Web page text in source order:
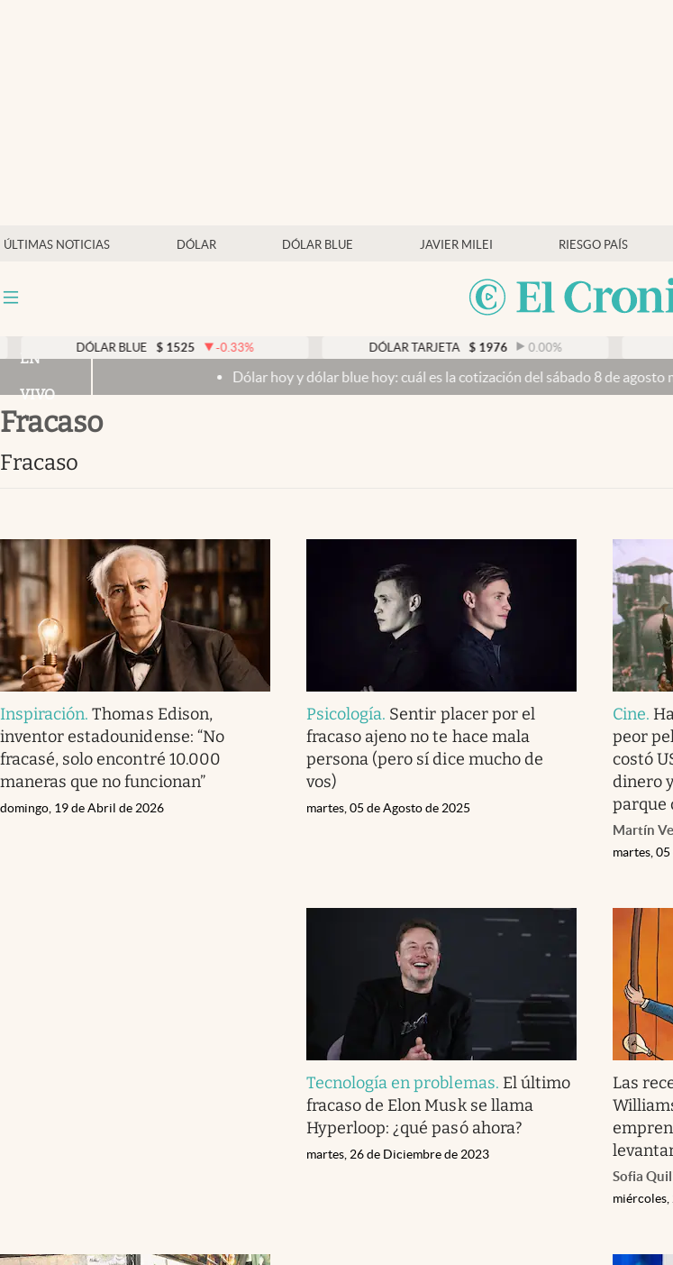
ÚLTIMAS NOTICIAS DÓLAR DÓLAR BLUE JAVIER MILEI RIESGO PAÍS
Mercados Online
Otras secciones
Infotechnology
Eventos Corporativos
El Cronista Studio
Mediakit
abre en nueva pestaña
$ 1525 -0.33% DÓLAR TARJETA $ 1976 0.00 %
EN
VIVO
Dólar hoy y dólar blue hoy: cuál es la cotización del sábado 8 de agosto minuto a minuto
fracaso
fracaso
Inspiración.Thomas Edison,
inventor estadounidense: “No
fracasé, solo encontré 10.000
maneras que no funcionan”
domingo, 19 de Abril de 2026
Psicología. Sentir placer por el
fracaso ajeno no te hace mala
persona (pero sí dice mucho de
vos)
martes, 05 de Agosto de 2025
Cine.
peor
costó
dinero
parque
Martín
martes,
Tecnología en problemas. El último
fracaso de Elon Musk se llama
Hyperloop: ¿qué pasó ahora?
martes, 26 de Diciembre de 2023
Las
Sofia
miércoles,